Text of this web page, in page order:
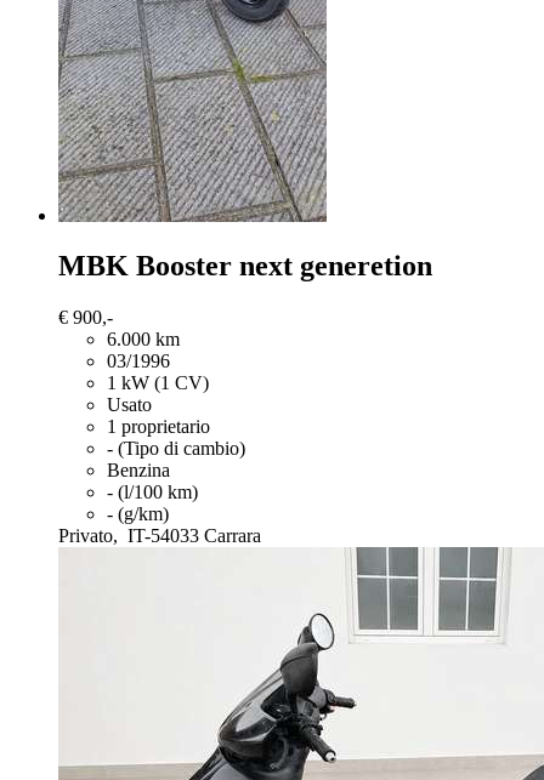
MBK Booster next generetion
€ 900,-
6.000 km
03/1996
1 kW (1 CV)
Usato
1 proprietario
- (Tipo di cambio)
Benzina
- (l/100 km)
- (g/km)
Privato, IT-54033 Carrara